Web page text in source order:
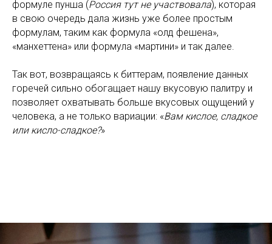
формуле пунша (Россия тут не участвовала), которая
в свою очередь дала жизнь уже более простым
формулам, таким как формула «олд фешена»,
«манхеттена» или формула «мартини» и так далее.
Так вот, возвращаясь к биттерам, появление данных
горечей сильно обогащает нашу вкусовую палитру и
позволяет охватывать больше вкусовых ощущений у
человека, а не только вариации: «Вам кислое, сладкое
или кисло-сладкое?»